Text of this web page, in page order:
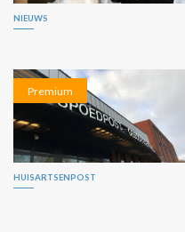
NIEUWS
Premium
HUISARTSENPOST